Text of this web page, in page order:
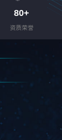
80+
资质荣誉